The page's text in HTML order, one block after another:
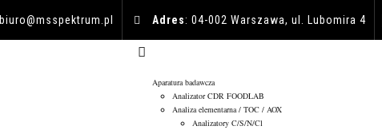
biuro@msspektrum.pl Adres: 04-002 Warszawa, ul. Lubomira 4
Aparatura badawcza
Analizator CDR FOODLAB
Analiza elementarna / TOC / AOX
Analizatory C/S/N/Cl